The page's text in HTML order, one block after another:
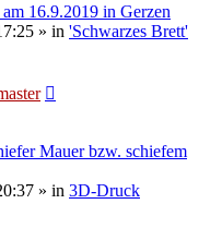
16.9.2019 in Gerzen
» in 'Schwarzes Brett'
Mauer bzw. schiefem
» in 3D-Druck